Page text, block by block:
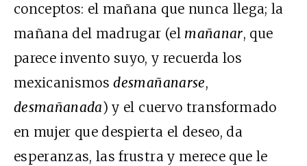
conceptos: el mañana que nunca llega; la
mañana del madrugar (el mañanar, que
parece invento suyo, y recuerda los
mexicanismosdesmañanarse,
desmañanada) y el cuervo transformado
en mujer que despierta el deseo, da
esperanzas, las frustra y merece que le